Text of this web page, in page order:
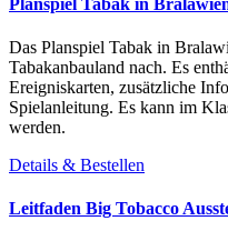
Das Planspiel Tabak in
Tabakanbauland nach. Es
Ereigniskarten, zusätzliche
Spielanleitung. Es kann im
werden.
Details & Bestellen
Leitfaden Big Tobacco